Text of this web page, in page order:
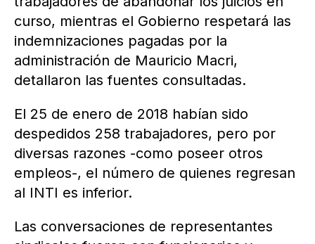
curso, mientras el Gobierno respetará las
indemnizaciones pagadas por la
administración de Mauricio Macri,
detallaron las fuentes consultadas.
El 25 de enero de 2018 habían sido
despedidos 258 trabajadores, pero por
diversas razones -como poseer otros
empleos-, el número de quienes regresan
al INTI es inferior.
Las conversaciones de representantes